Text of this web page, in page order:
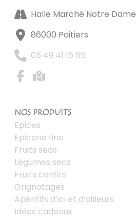
Halle Marché Notre Dame
86000 Poitiers
05 49 41 16 55
NOS PRODUITS
Epices
Epicerie fine
Fruits secs
Légumes secs
Fruits confits
Grignotages
Apéritifs d’ici et d’ailleurs
Idées cadeaux